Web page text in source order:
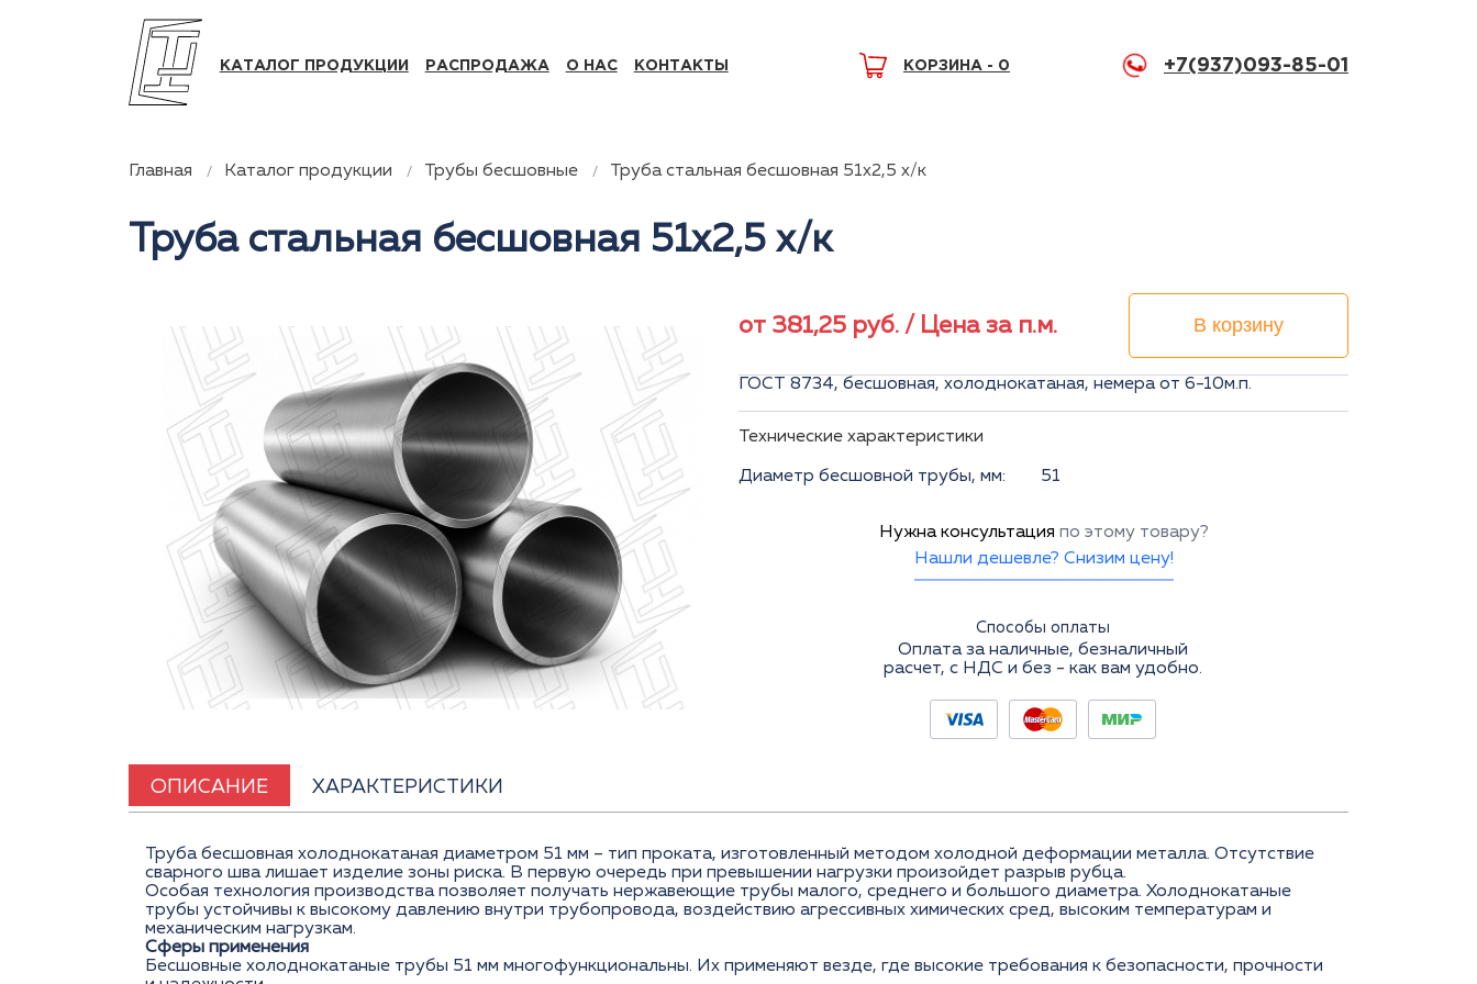
КАТАЛОГ ПРОДУКЦИИ РАСПРОДАЖА О НАС КОНТАКТЫ КОРЗИНА - 0 +7(937)093-85-01
Главная Каталог продукции Трубы бесшовные Труба стальная бесшовная 51x2,5 х/к
Труба стальная бесшовная 51x2,5 х/к
от 381,25 руб. / Цена за п.м. В корзину
ГОСТ 8734, бесшовная, холоднокатаная, немера от 6-10м.п.
Технические характеристики
Диаметр бесшовной трубы, мм: 51
Нужна консультация по этому товару?
Нашли дешевле? Снизим цену!
Способы оплаты
Оплата за наличные, безналичный
расчет, с НДС и без - как вам удобно.
ОПИСАНИЕ ХАРАКТЕРИСТИКИ
Труба бесшовная холоднокатаная диаметром 51 мм – тип проката, изготовленный методом холодной деформации металла. Отсутствие
сварного шва лишает изделие зоны риска. В первую очередь при превышении нагрузки произойдет разрыв рубца.
Особая технология производства позволяет получать нержавеющие трубы малого, среднего и большого диаметра. Холоднокатаные
трубы устойчивы к высокому давлению внутри трубопровода, воздействию агрессивных химических сред, высоким температурам и
механическим нагрузкам.
Сферы применения
Бесшовные холоднокатаные трубы 51 мм многофункциональны. Их применяют везде, где высокие требования к безопасности, прочности